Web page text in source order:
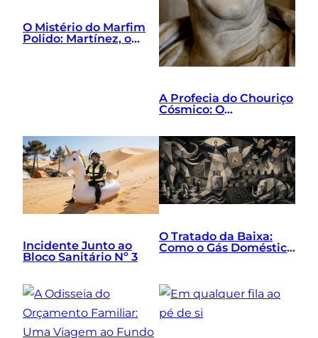
O Mistério do Marfim
Polido: Martínez, o
A Profecia do Chouriço
Cósmico: O
Incidente Junto ao
Bloco Sanitário Nº 3
O Tratado da Baixa:
Como o Gás Doméstico
Mentalidade
Vencedora e o Bloco